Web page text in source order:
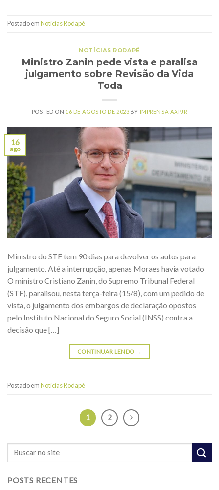
Postado emNotícias Rodapé
NOTÍCIAS RODAPÉ
Ministro Zanin pede vista e paralisa
julgamento sobre Revisão da Vida
Toda
POSTED ON 16 DE AGOSTO DE 2023 BY IMPRENSA AAPJR
16
ago
Ministro do STF tem 90 dias para devolver os autos para
julgamento. Até a interrupção, apenas Moraes havia votado
O ministro Cristiano Zanin, do Supremo Tribunal Federal
(STF), paralisou, nesta terça-feira (15/8), com um pedido de
vista, o julgamento dos embargos de declaração opostos
pelo Instituto Nacional do Seguro Social (INSS) contra a
decisão que […]
CONTINUAR LENDO →
Postado emNotícias Rodapé
1 2
POSTS RECENTES